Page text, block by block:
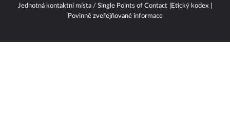
Jednotná kontaktní místa / Single Points of Contact
Etický kodex
Povinně zveřejňované informace